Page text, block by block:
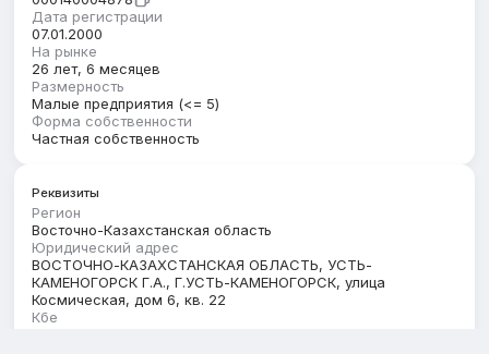
Дата регистрации
07.01.2000
На рынке
26 лет, 6 месяцев
Размерность
Малые предприятия (<= 5)
Форма собственности
Частная собственность
Реквизиты
Регион
Восточно-Казахстанская область
Юридический адрес
ВОСТОЧНО-КАЗАХСТАНСКАЯ ОБЛАСТЬ, УСТЬ-
КАМЕНОГОРСК Г.А., Г.УСТЬ-КАМЕНОГОРСК, улица
Космическая, дом 6, кв. 22
Кбе